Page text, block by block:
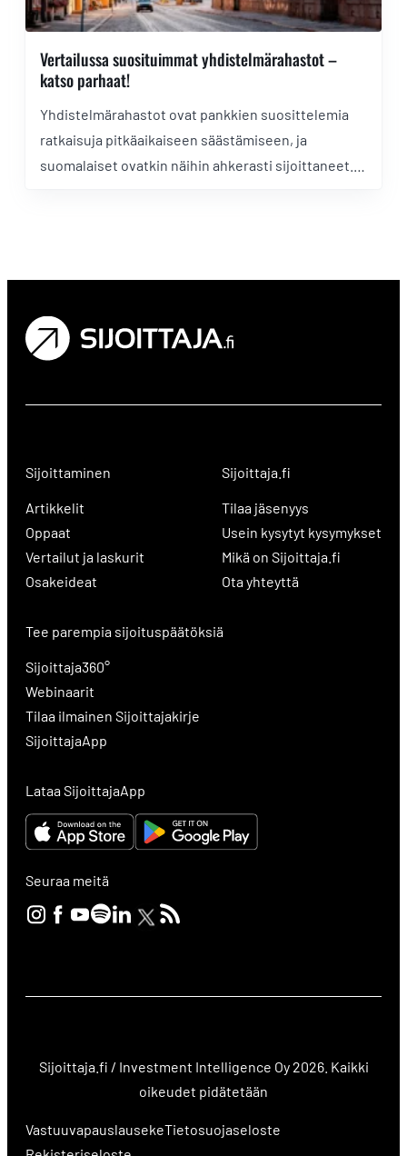
Vertailussa suosituimmat yhdistelmärahastot –
katso parhaat!
Yhdistelmärahastot ovat pankkien suosittelemia
ratkaisuja pitkäaikaiseen säästämiseen, ja
suomalaiset ovatkin näihin ahkerasti sijoittaneet.
Sijoittaminen
Artikkelit
Oppaat
Vertailut ja laskurit
Osakeideat
Sijoittaja.fi
Tilaa jäsenyys
Usein kysytyt kysymykset
Mikä on Sijoittaja.fi
Ota yhteyttä
Tee parempia sijoituspäätöksiä
Sijoittaja360°
Webinaarit
Tilaa ilmainen Sijoittajakirje
SijoittajaApp
Lataa SijoittajaApp
Seuraa meitä
Sijoittaja.fi / Investment Intelligence Oy 2026. Kaikki
oikeudet pidätetään
VastuuvapauslausekeTietosuojaseloste